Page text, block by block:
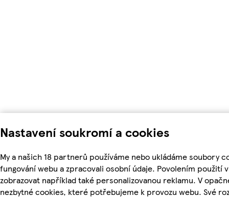
Nastavení soukromí a cookies
My a našich 18 partnerů používáme nebo ukládáme soubory
fungování webu a zpracovali osobní údaje. Povolením použití
zobrazovat například také personalizovanou reklamu. V
nezbytné cookies, které potřebujeme k provozu webu. Své